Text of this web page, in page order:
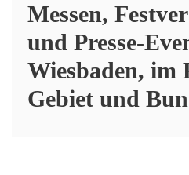
Messen,
und Presse-
Wiesbaden, im
Gebiet und